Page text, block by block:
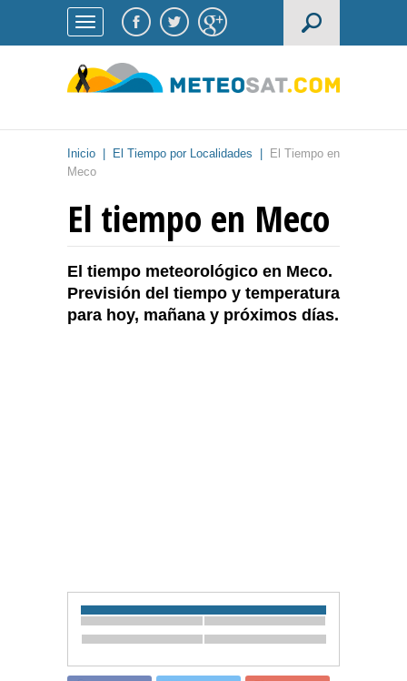
Inicio El Tiempo por Localidades
El Tiempo en
Meco
El tiempo en Meco
El tiempo meteorológico en Meco.
Previsión del tiempo y temperatura
para hoy, mañana y próximos días.